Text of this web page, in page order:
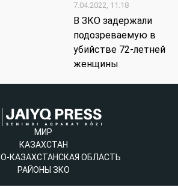
7.04.2022, 11:18
В ЗКО задержали
подозреваемую в
убийстве 72-летней
женщины
МИР
КАЗАХСТАН
КАЗАХСТАНСКАЯ ОБЛАСТЬ
РАЙОНЫ ЗКО